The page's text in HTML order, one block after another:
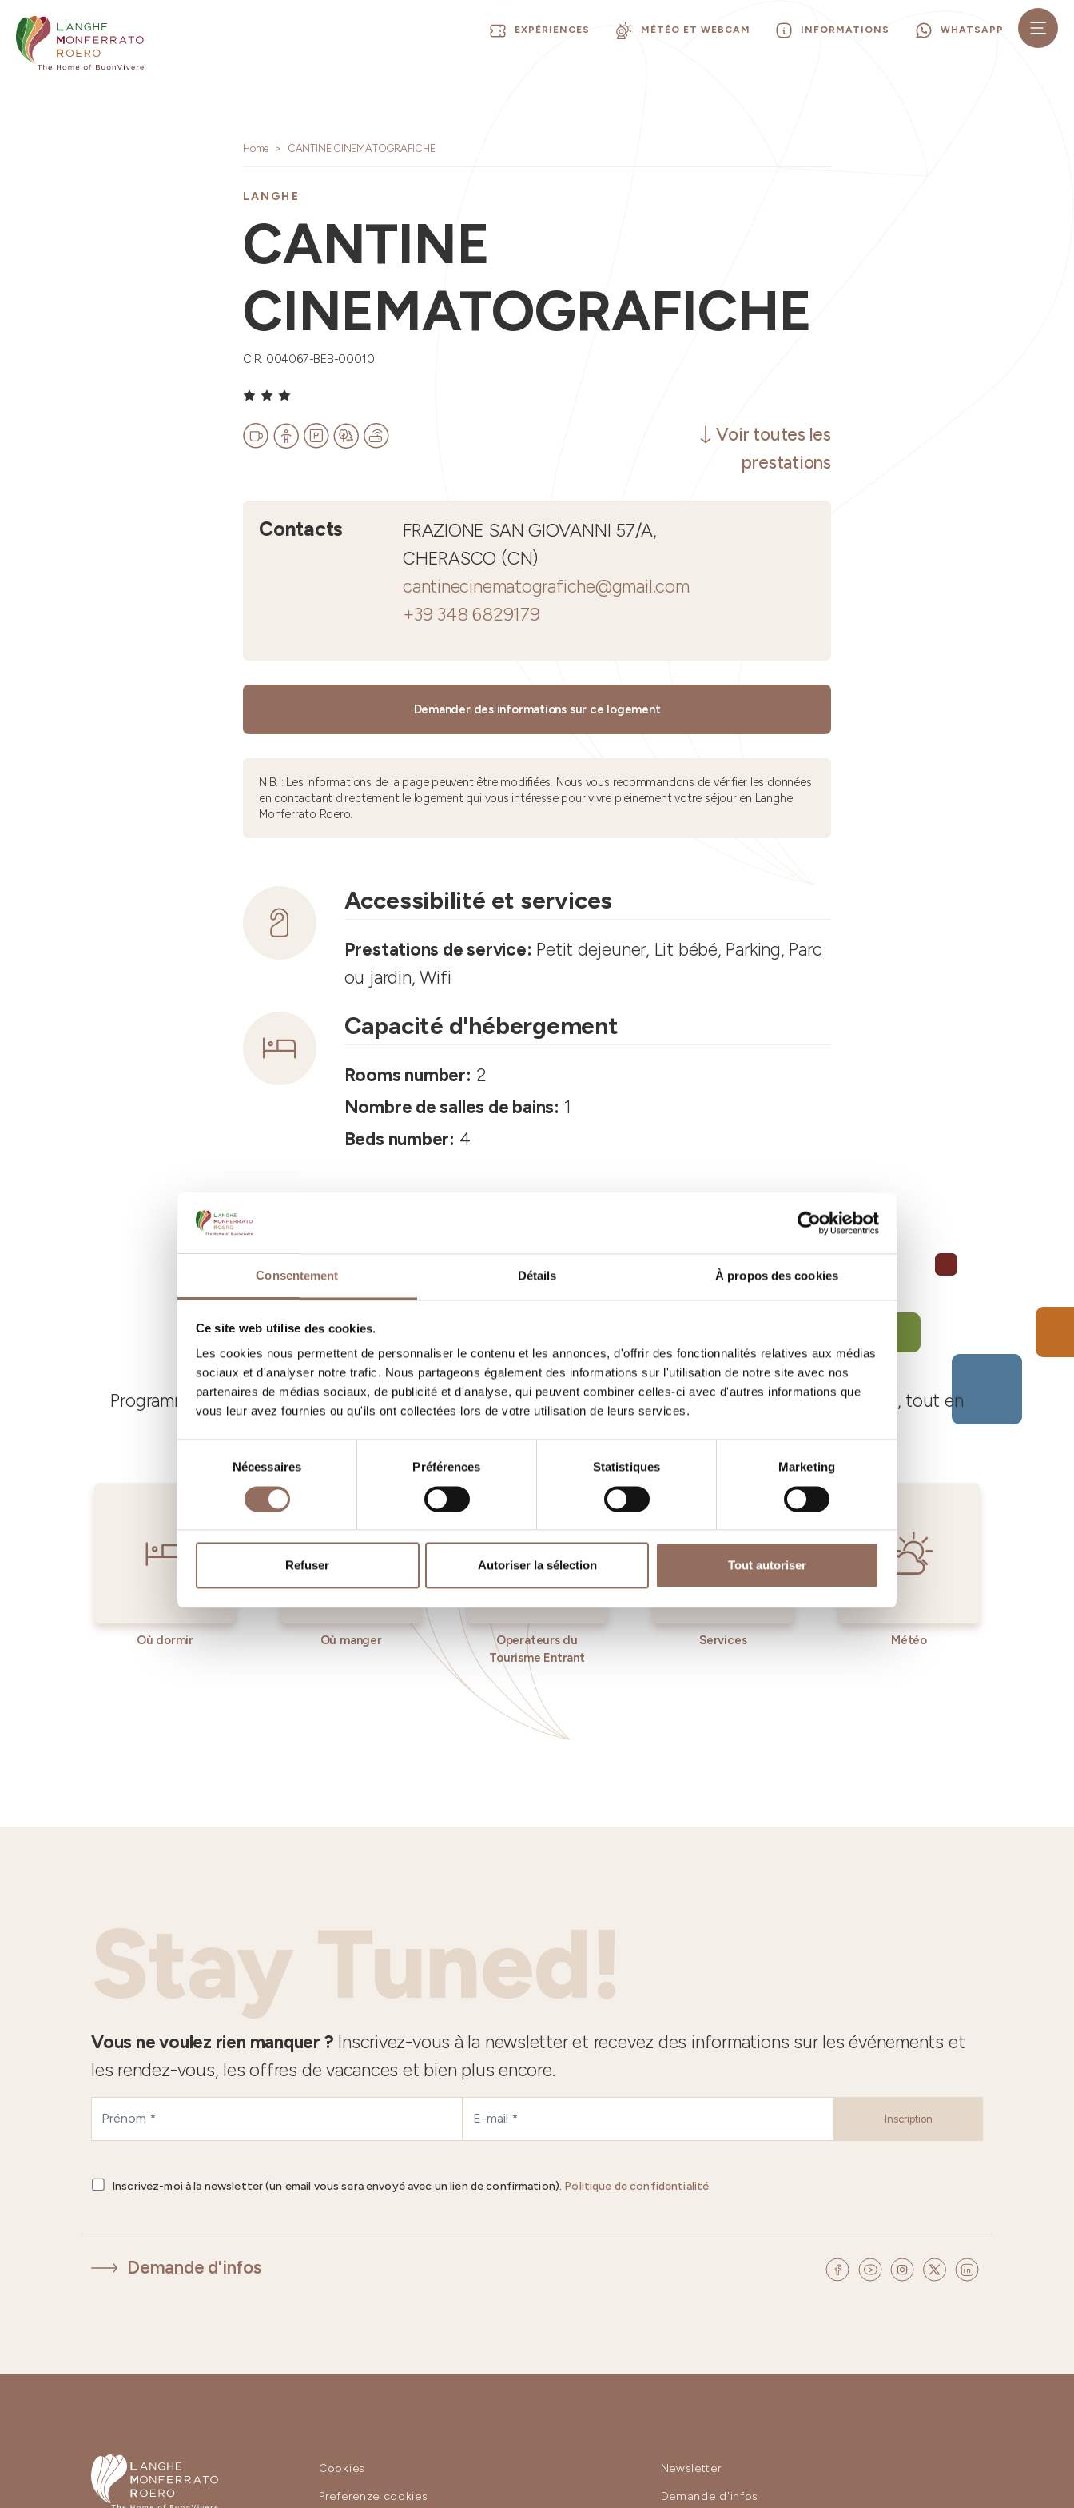
Consentement Détails À propos des cookies
Ce site web utilise des cookies.
Les cookies nous permettent de personnaliser le contenu et les annonces, d'offrir des fonctionnalités relatives aux médias
sociaux et d'analyser notre trafic. Nous partageons également des informations sur l'utilisation de notre site avec nos
partenaires de médias sociaux, de publicité et d'analyse, qui peuvent combiner celles-ci avec d'autres informations que
vous leur avez fournies ou qu'ils ont collectées lors de votre utilisation de leurs services.
consentement
Nécessaires Préférences Statistiques Marketing
Refuser Autoriser la sélection Tout autoriser
EXPÉRIENCES MÉTÉO ET WEBCAM INFORMATIONS WHATSAPP
Home CANTINE CINEMATOGRAFICHE
LANGHE
CANTINE
CINEMATOGRAFICHE
CIR: 004067-BEB-00010
Voir toutes les
prestations
Contacts
FRAZIONE SAN GIOVANNI 57/A,
CHERASCO (CN)
cantinecinematografiche@gmail.com
+39 348 6829179
Demander des informations sur ce logement
N.B. : Les informations de la page peuvent être modifiées. Nous vous recommandons de vérifier les données
en contactant directement le logement qui vous intéresse pour vivre pleinement votre séjour en Langhe
Monferrato Roero.
Accessibilité et services
Prestations de service: Petit dejeuner, Lit bébé, Parking, Parc
ou jardin, Wifi
Capacité d'hébergement
Rooms number: 2
Nombre de salles de bains: 1
Beds number: 4
Vos vacances
Programmez où dormir, où manger, quoi faire et visiter dans chaque coin de Langhe Monferrato Roero, tout en
Où dormir Où manger
Operateurs du
Tourisme Entrant
Services Météo
Stay Tuned!
Vous ne voulez rien manquer ? Inscrivez-vous à la newsletter et recevez des informations sur les événements et
les rendez-vous, les offres de vacances et bien plus encore.
Inscription
Inscrivez-moi à la newsletter (un email vous sera envoyé avec un lien de confirmation). Politique de confidentialité
Demande d'infos
Cookies
Preferenze cookies
Newsletter
Demande d'infos